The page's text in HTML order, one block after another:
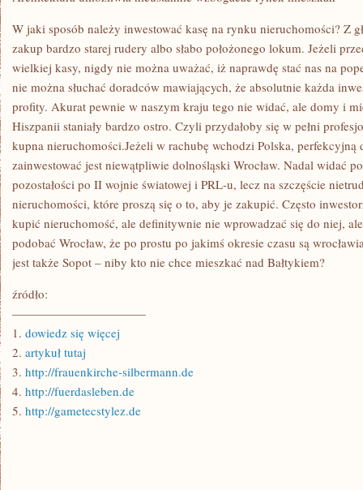
TAKIEJ
OSOBIE,
KTÓRA
STAWIA
WŁAŚNIE
DOM?
W jaki sposób należy inwestować kasę na rynku nieruchomości? Z
zakup bardzo starej rudery albo słabo położonego lokum. Jeżeli
wielkiej kasy, nigdy nie można uważać, iż naprawdę stać nas na
nie można słuchać doradców mawiających, że absolutnie każda
profity. Akurat pewnie w naszym kraju tego nie widać, ale domy i
Hiszpanii staniały bardzo ostro. Czyli przydałoby się w pełni
kupna nieruchomości.Jeżeli w rachubę wchodzi Polska, perfekcyjną
zainwestować jest niewątpliwie dolnośląski Wrocław. Nadal widać
pozostałości po II wojnie światowej i PRL-u, lecz na szczęście
nieruchomości, które proszą się o to, aby je zakupić. Często
kupić nieruchomość, ale definitywnie nie wprowadzać się do niej,
podobać Wrocław, że po prostu po jakimś okresie czasu są
jest także Sopot – niby kto nie chce mieszkać nad Bałtykiem?
źródło:
———————————
1. dowiedz się więcej
2. artykuł tutaj
3. http://frauenkirche-silbermann.de
4. http://fuerdasleben.de
5. http://gametecstylez.de